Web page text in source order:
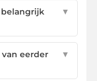
▼
eerder
▼